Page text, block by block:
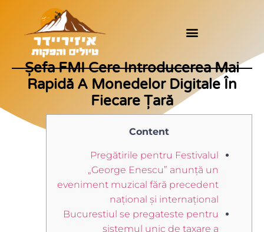
Șefa FMI Cere Introducerea Mai
Rapidă A Monedelor Digitale În
Fiecare Țară
Content
Pregătirile pentru Festivalul
„George Enescu” anunță un
eveniment muzical fără precedent
național și internațional
Bucurestiul se pregateste pentru
sistemul unic de taxare a